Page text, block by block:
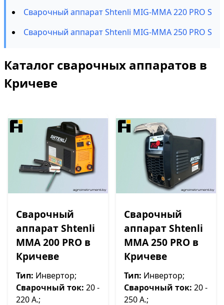
Сварочный аппарат Shtenli МIG-MMA 220 PRO S
Сварочный аппарат Shtenli МIG-MMA 250 PRO S
Каталог сварочных аппаратов в
Кричеве
Сварочный
аппарат Shtenli
ММА 200 PRO в
Кричеве
Тип: Инвертор;
Сварочный ток: 20 -
220 А.;
Сварочный
аппарат Shtenli
ММА 250 PRO в
Кричеве
Тип: Инвертор;
Сварочный ток: 20 -
250 А.;